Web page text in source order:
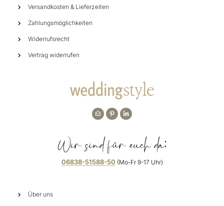
Versandkosten & Lieferzeiten
Zahlungsmöglichkeiten
Widerrufsrecht
Vertrag widerrufen
Wir sind für euch da:
06838-51588-50 (Mo-Fr 9-17 Uhr)
Über uns